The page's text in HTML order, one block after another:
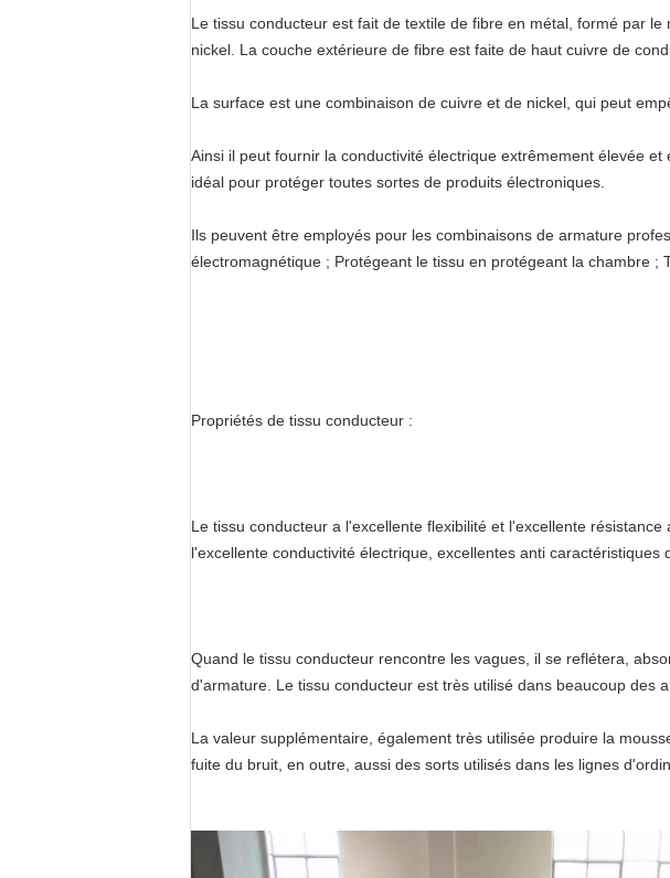
Le tissu conducteur est fait de textile de fibre en métal, formé par
nickel. La couche extérieure de fibre est faite de haut cuivre de
La surface est une combinaison de cuivre et de nickel, qui peut
Ainsi il peut fournir la conductivité électrique extrêmement élevée
idéal pour protéger toutes sortes de produits électroniques.
Ils peuvent être employés pour les combinaisons de armature
électromagnétique ; Protégeant le tissu en protégeant la chambre ;
Propriétés de tissu conducteur :
Le tissu conducteur a l'excellente flexibilité et l'excellente
l'excellente conductivité électrique, excellentes anti caractéristiques
Quand le tissu conducteur rencontre les vagues, il se reflétera,
d'armature. Le tissu conducteur est très utilisé dans beaucoup des
La valeur supplémentaire, également très utilisée produire la
fuite du bruit, en outre, aussi des sorts utilisés dans les lignes